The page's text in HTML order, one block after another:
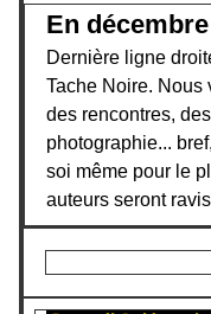
En
Dernière ligne
Tache Noire. Nous
des rencontres,
photographie...
soi même pour le
auteurs seront